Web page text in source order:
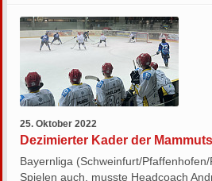
25. Oktober 2022
Dezimierter Kader der
Bayernliga (Schweinfurt/
Spielen auch, musste Headcoach